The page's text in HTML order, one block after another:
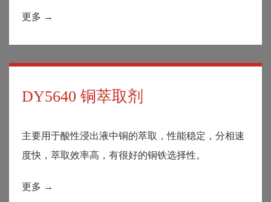
更多 →
DY5640 铜萃取剂
主要用于酸性浸出液中铜的萃取，性能稳定，分相速
度快，萃取效率高，有很好的铜铁选择性。
更多 →